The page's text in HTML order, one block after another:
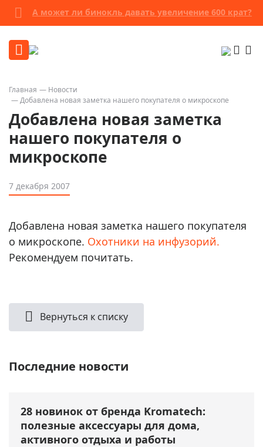
А может ли бинокль давать увеличение 600 крат?
Главная
Новости
Добавлена новая заметка нашего покупателя о микроскопе
Добавлена новая заметка
нашего покупателя о
микроскопе
7 декабря 2007
Добавлена новая заметка нашего покупателя
о микроскопе. Охотники на инфузорий.
Рекомендуем почитать.
Вернуться к списку
Последние новости
28 новинок от бренда Kromatech:
полезные аксессуары для дома,
активного отдыха и работы